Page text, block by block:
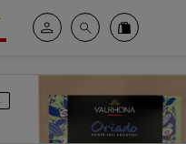
- Imaginons le meilleur du chocolat
Mein kontoSuche Valrhona